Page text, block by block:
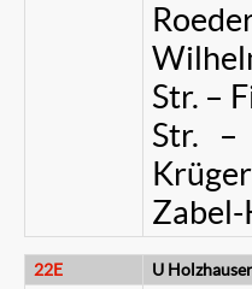
Str. –
Str. –
22E
U